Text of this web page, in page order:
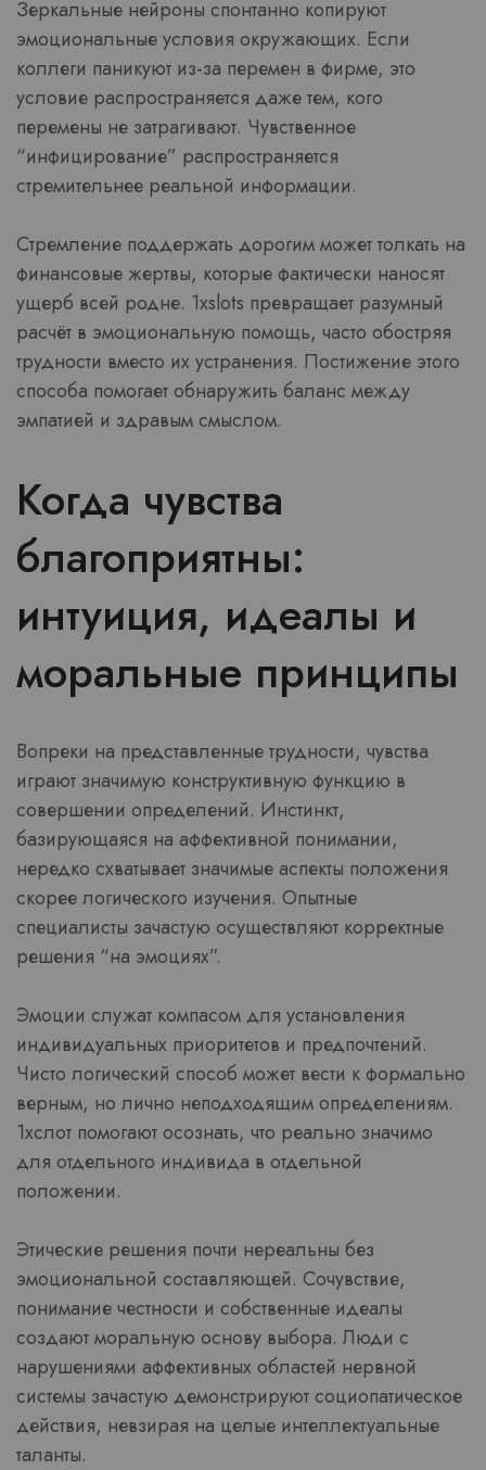
Зеркальные нейроны спонтанно копируют
эмоциональные условия окружающих. Если
коллеги паникуют из-за перемен в фирме, это
условие распространяется даже тем, кого
перемены не затрагивают. Чувственное
“инфицирование” распространяется
стремительнее реальной информации.
Стремление поддержать дорогим может толкать на
финансовые жертвы, которые фактически наносят
ущерб всей родне. 1xslots превращает разумный
расчёт в эмоциональную помощь, часто обостряя
трудности вместо их устранения. Постижение этого
способа помогает обнаружить баланс между
эмпатией и здравым смыслом.
Когда чувства
благоприятны:
интуиция, идеалы и
моральные принципы
Вопреки на представленные трудности, чувства
играют значимую конструктивную функцию в
совершении определений. Инстинкт,
базирующаяся на аффективной понимании,
нередко схватывает значимые аспекты положения
скорее логического изучения. Опытные
специалисты зачастую осуществляют корректные
решения “на эмоциях”.
Эмоции служат компасом для установления
индивидуальных приоритетов и предпочтений.
Чисто логический способ может вести к формально
верным, но лично неподходящим определениям.
1хслот помогают осознать, что реально значимо
для отдельного индивида в отдельной
положении.
Этические решения почти нереальны без
эмоциональной составляющей. Сочувствие,
понимание честности и собственные идеалы
создают моральную основу выбора. Люди с
нарушениями аффективных областей нервной
системы зачастую демонстрируют социопатическое
действия, невзирая на целые интеллектуальные
таланты.